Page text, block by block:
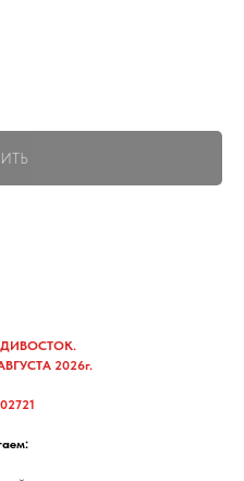
2026г.